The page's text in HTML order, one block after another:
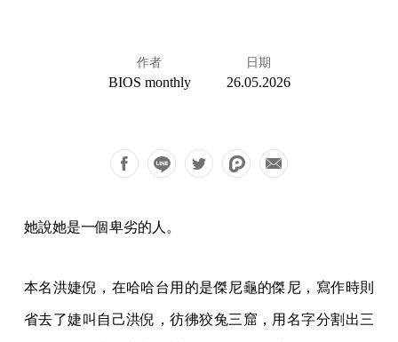
作者
BIOS monthly
日期
26.05.2026
她說她是一個卑劣的人。
本名洪婕倪，在哈哈台用的是傑尼龜的傑尼，寫作時則
省去了婕叫自己洪倪，彷彿狡兔三窟，用名字分割出三